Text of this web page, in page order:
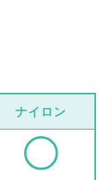
ナイロン